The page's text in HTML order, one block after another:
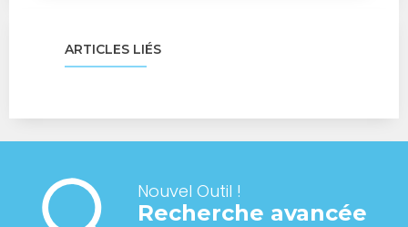
ARTICLES LIÉS
Nouvel Outil !
Recherche avancée